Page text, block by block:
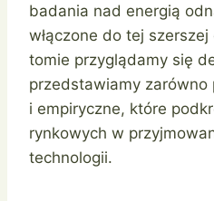
badania nad energią
włączone do tej
tomie przyglądamy się
przedstawiamy
i empiryczne, które
rynkowych w
technologii.